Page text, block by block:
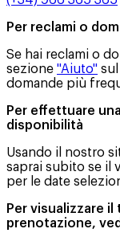
Per reclami o
Se hai reclami o
sezione "Aiuto"
domande più
Per effettuare
disponibilità
Usando il nostro
saprai subito se il
per le date
Per visualizzare
prenotazione,